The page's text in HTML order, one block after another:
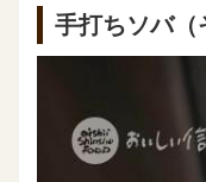
手打ちソバ（